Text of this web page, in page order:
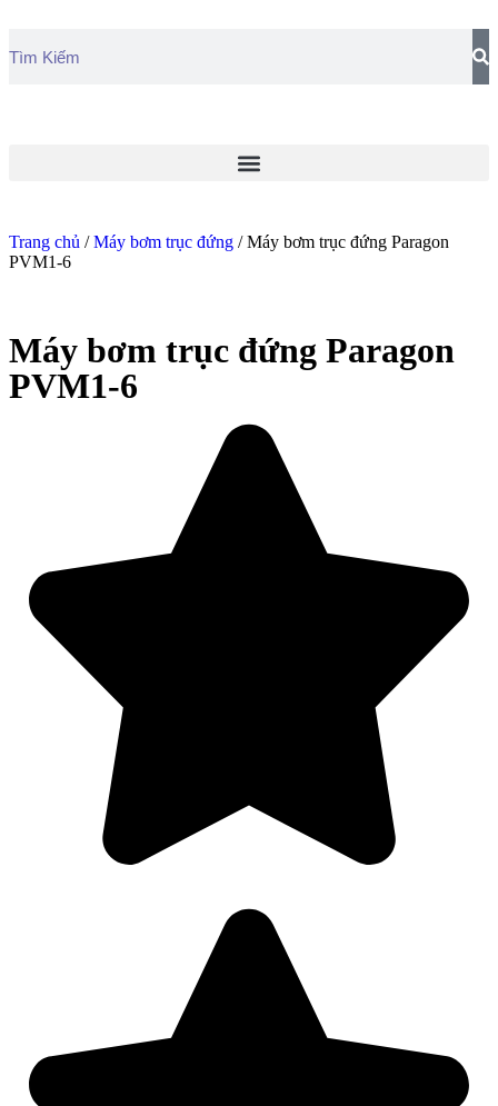
Trang chủ /Máy bơm trục đứng / Máy bơm trục đứng Paragon
PVM1-6
Máy bơm trục đứng Paragon
PVM1-6